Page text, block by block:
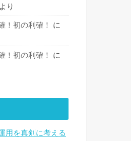
より
！初の利確！
に
！初の利確！
に
用を真剣に考える